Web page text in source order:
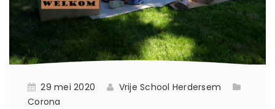
29 mei 2020
Vrije School Herdersem
Corona